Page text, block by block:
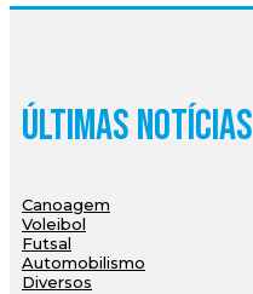
Últimas Notícias
Canoagem
Voleibol
Futsal
Automobilismo
Diversos